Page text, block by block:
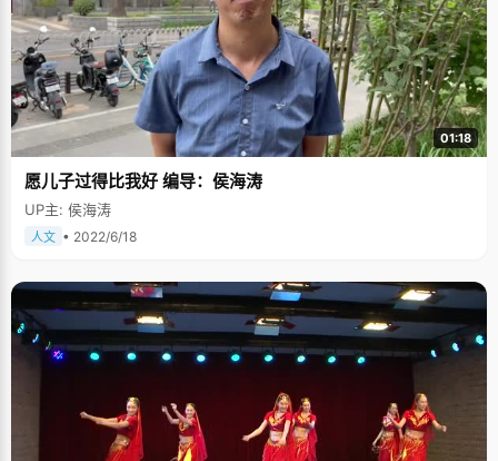
01:18
愿儿子过得比我好 编导：侯海涛
UP主: 侯海涛
人文 • 2022/6/18